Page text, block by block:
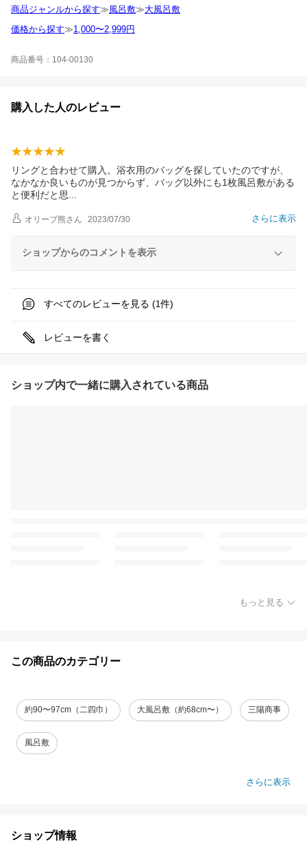
商品ジャンルから探す≫風呂敷≫大風呂敷
価格から探す≫1,000〜2,999円
商品番号：104-00130
購入した人のレビュー
リングと合わせて購入。浴衣用のバッグを探していたのですが、
なかなか良いものが見つからず、バッグ以外にも1枚風呂敷がある
と便利だと 思
さらに表示
オリーブ熊さん 2023/07/30
ショップからのコメントを表示
すべてのレビューを見る (1件)
レビューを書く
ショップ内で一緒に購入されている商品
もっと見る
この商品のカテゴリー
約90〜97cm（二四巾） 大風呂敷（約68cm〜） 三陽商事
風呂敷
さらに表示
ショップ情報